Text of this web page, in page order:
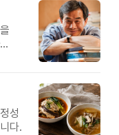
성
다.